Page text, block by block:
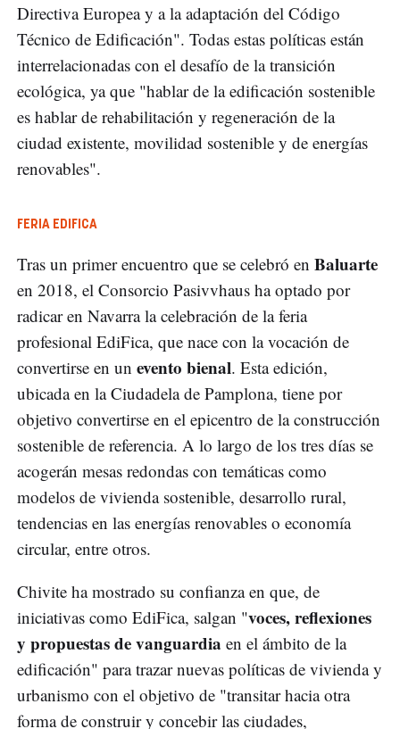
Directiva Europea y a la adaptación del Código
Técnico de Edificación". Todas estas políticas están
interrelacionadas con el desafío de la transición
ecológica, ya que "hablar de la edificación sostenible
es hablar de rehabilitación y regeneración de la
ciudad existente, movilidad sostenible y de energías
renovables".
FERIA EDIFICA
Tras un primer encuentro que se celebró en Baluarte
en 2018, el Consorcio Pasivvhaus ha optado por
radicar en Navarra la celebración de la feria
profesional EdiFica, que nace con la vocación de
convertirse en un evento bienal. Esta edición,
ubicada en la Ciudadela de Pamplona, tiene por
objetivo convertirse en el epicentro de la construcción
sostenible de referencia. A lo largo de los tres días se
acogerán mesas redondas con temáticas como
modelos de vivienda sostenible, desarrollo rural,
tendencias en las energías renovables o economía
circular, entre otros.
Chivite ha mostrado su confianza en que, de
iniciativas como EdiFica, salgan "voces, reflexiones
y propuestas de vanguardia en el ámbito de la
edificación" para trazar nuevas políticas de vivienda y
urbanismo con el objetivo de "transitar hacia otra
forma de construir y concebir las ciudades,